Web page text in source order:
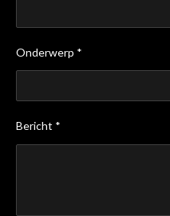
Onderwerp *
Bericht *